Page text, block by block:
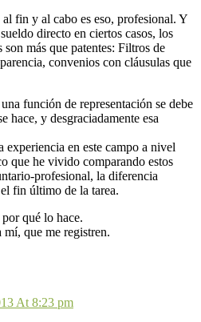
fin y al cabo es eso, profesional. Y
directo en ciertos casos, los
más que patentes: Filtros de
convenios con cláusulas que
función de representación se debe
hace, y desgraciadamente esa
en este campo a nivel
que he vivido comparando estos
profesional, la diferencia
fin último de la tarea.
qué lo hace.
que me registren.
At 8:23 pm